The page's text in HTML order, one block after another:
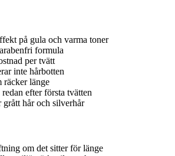
på gula och varma toner
formula
per tvätt
inte hårbotten
räcker länge
efter första tvätten
grått hår och silverhår
om det sitter för länge